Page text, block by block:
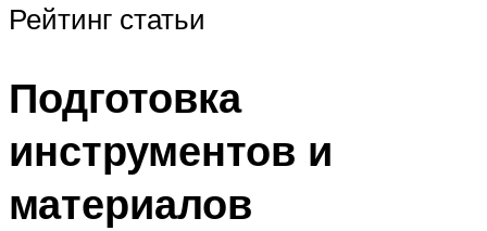
Рейтинг статьи
Подготовка
инструментов и
материалов